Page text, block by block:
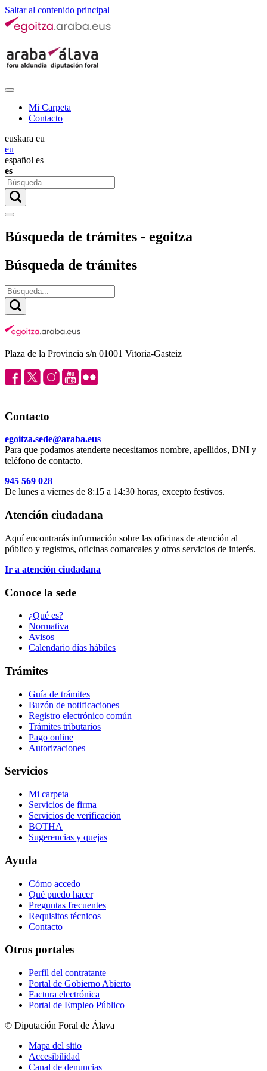
Saltar al contenido principal
Mi Carpeta
Contacto
euskara eu
eu |
español es
es
Búsqueda de trámites - egoitza
Búsqueda de trámites
Plaza de la Provincia s/n 01001 Vitoria-Gasteiz
Contacto
egoitza.sede@araba.eus
Para que podamos atenderte necesitamos nombre, apellidos, DNI y
teléfono de contacto.
945 569 028
De lunes a viernes de 8:15 a 14:30 horas, excepto festivos.
Atención ciudadana
Aquí encontrarás información sobre las oficinas de atención al
público y registros, oficinas comarcales y otros servicios de interés.
Ir a atención ciudadana
Conoce la sede
¿Qué es?
Normativa
Avisos
Calendario días hábiles
Trámites
Guía de trámites
Buzón de notificaciones
Registro electrónico común
Trámites tributarios
Pago online
Autorizaciones
Servicios
Mi carpeta
Servicios de firma
Servicios de verificación
BOTHA
Sugerencias y quejas
Ayuda
Cómo accedo
Qué puedo hacer
Preguntas frecuentes
Requisitos técnicos
Contacto
Otros portales
Perfil del contratante
Portal de Gobierno Abierto
Factura electrónica
Portal de Empleo Público
© Diputación Foral de Álava
Mapa del sitio
Accesibilidad
Canal de denuncias